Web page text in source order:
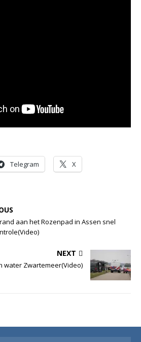
Telegram X
aan het Rozenpad in Assen snel
NEXT
water Zwartemeer(Video)